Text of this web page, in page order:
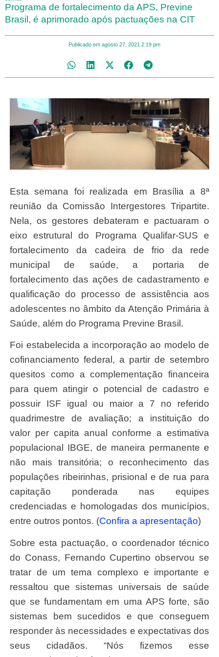
Programa de fortalecimento da APS, Previne
Brasil, é aprimorado após pactuações na CIT
Publicado em agosto 27, 2021 2:19 pm
Esta semana foi realizada em Brasília a 8ª
reunião da Comissão Intergestores Tripartite.
Nela, os gestores debateram e pactuaram o
eixo estrutural do Programa Qualifar-SUS e
fortalecimento da cadeira de frio da rede
municipal de saúde, a portaria de
fortalecimento das ações de cadastramento e
qualificação do processo de assistência aos
adolescentes no âmbito da Atenção Primária à
Saúde, além do Programa Previne Brasil.
Foi estabelecida a incorporação ao modelo de
cofinanciamento federal, a partir de setembro
quesitos como a complementação financeira
para quem atingir o potencial de cadastro e
possuir ISF igual ou maior a 7 no referido
quadrimestre de avaliação; a instituição do
valor per capita anual conforme a estimativa
populacional IBGE, de maneira permanente e
não mais transitória; o reconhecimento das
populações ribeirinhas, prisional e de rua para
capitação ponderada nas equipes
credenciadas e homologadas dos municípios,
entre outros pontos. (Confira a apresentação)
Sobre esta pactuação, o coordenador técnico
do Conass, Fernando Cupertino observou se
tratar de um tema complexo e importante e
ressaltou que sistemas universais de saúde
que se fundamentam em uma APS forte, são
sistemas bem sucedidos e que conseguem
responder às necessidades e expectativas dos
seus cidadãos. “Nós fizemos esse